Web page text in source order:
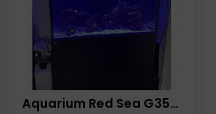
Aquarium Red Sea G350 2+